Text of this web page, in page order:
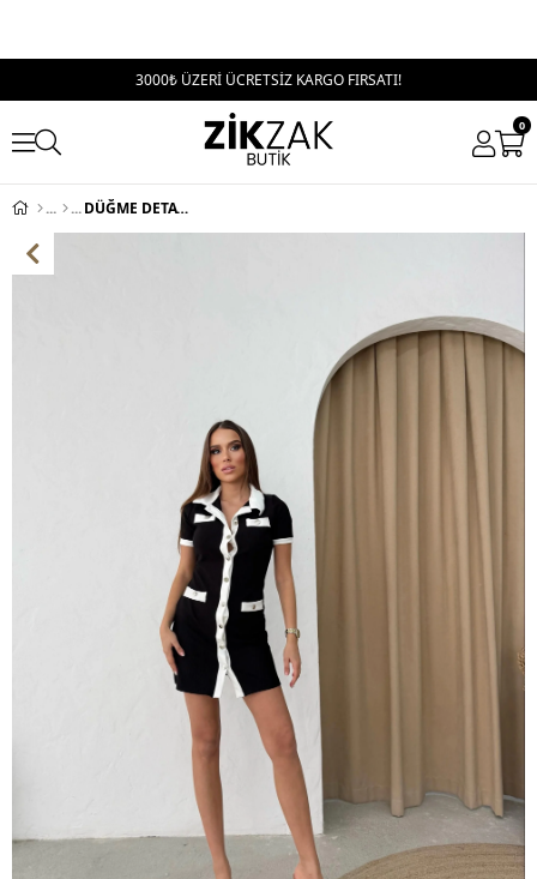
3000₺ ÜZERİ ÜCRETSİZ KARGO FIRSATI!
0
DÜĞME DETAY GÖMLEK YAKA OTTOMAN ELBİSE SİYAH